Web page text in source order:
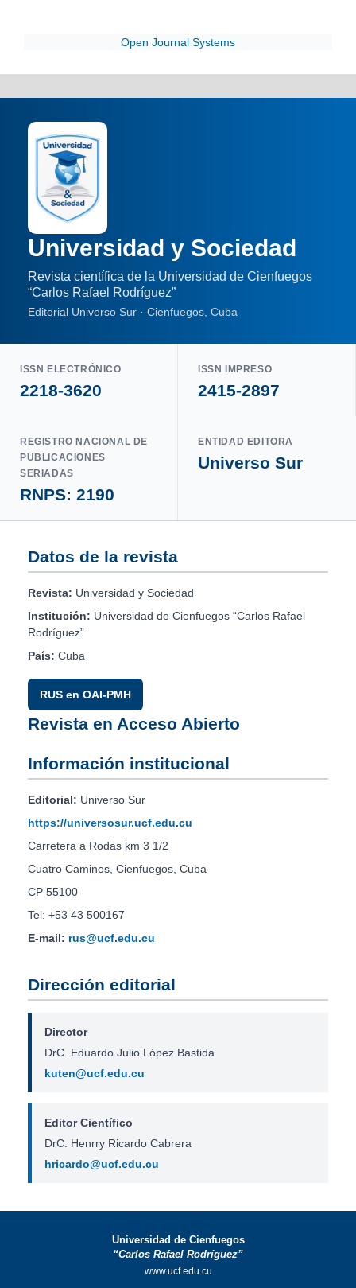
Open Journal Systems
Universidad y Sociedad
Revista científica de la Universidad de Cienfuegos
“Carlos Rafael Rodríguez”
Editorial Universo Sur · Cienfuegos, Cuba
ISSN ELECTRÓNICO
2218-3620
ISSN IMPRESO
2415-2897
REGISTRO NACIONAL DE
PUBLICACIONES
SERIADAS
RNPS: 2190
ENTIDAD EDITORA
Universo Sur
Datos de la revista
Revista: Universidad y Sociedad
Institución: Universidad de Cienfuegos “Carlos Rafael
Rodríguez”
País: Cuba
RUS en OAI-PMH
Revista en Acceso Abierto
Información institucional
Editorial: Universo Sur
https://universosur.ucf.edu.cu
Carretera a Rodas km 3 1/2
Cuatro Caminos, Cienfuegos, Cuba
CP 55100
Tel: +53 43 500167
E-mail: rus@ucf.edu.cu
Dirección editorial
Director
DrC. Eduardo Julio López Bastida
kuten@ucf.edu.cu
Editor Científico
DrC. Henrry Ricardo Cabrera
hricardo@ucf.edu.cu
Universidad de Cienfuegos
“Carlos Rafael Rodríguez”
www.ucf.edu.cu